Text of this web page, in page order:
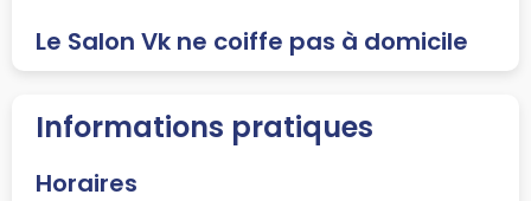
Le Salon Vk ne coiffe pas à domicile
Informations pratiques
Horaires